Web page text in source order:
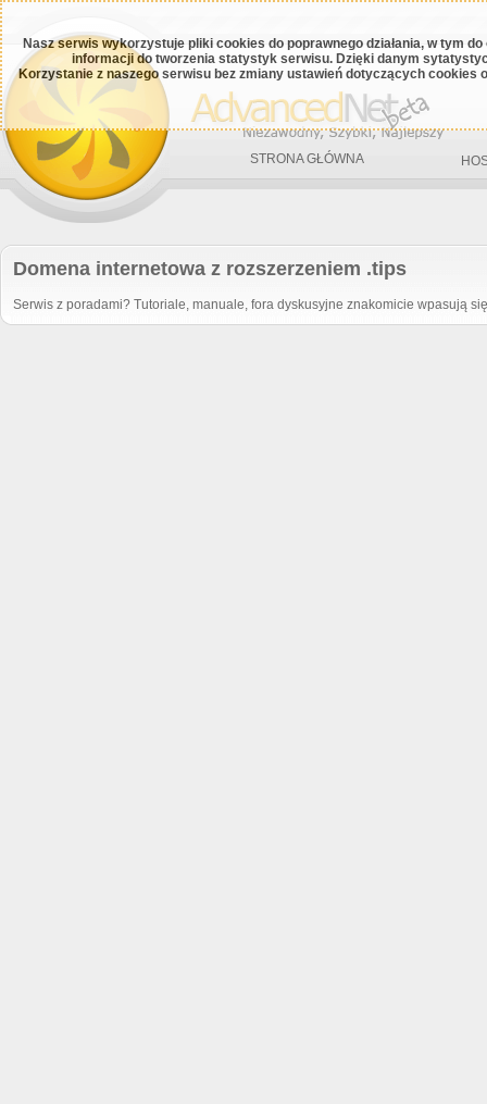
Nasz serwis wykorzystuje pliki cookies do poprawnego działania, w tym
informacji do tworzenia statystyk serwisu. Dzięki danym
Korzystanie z naszego serwisu bez zmiany ustawień dotyczących cookies
STRONA GŁÓWNA
Domena internetowa z rozszerzeniem .tips
Serwis z poradami? Tutoriale, manuale, fora dyskusyjne znakomicie wpasują